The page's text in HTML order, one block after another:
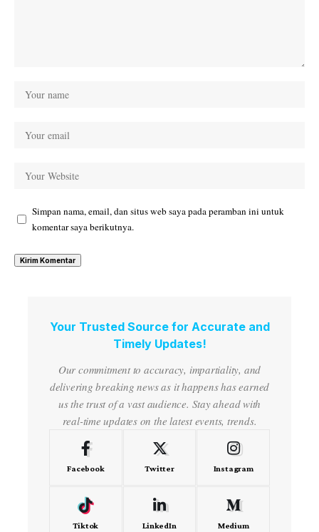
Simpan nama, email, dan situs web saya pada peramban ini untuk
komentar saya berikutnya.
Your Trusted Source for Accurate and
Timely Updates!
Our commitment to accuracy, impartiality, and
delivering breaking news as it happens has earned
us the trust of a vast audience. Stay ahead with
real-time updates on the latest events, trends.
Facebook Twitter Instagram
Tiktok LinkedIn Medium